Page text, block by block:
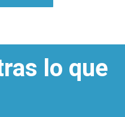
lo que